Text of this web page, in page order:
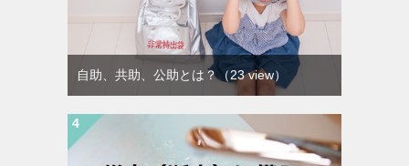
自助、共助、公助とは？（23 view）